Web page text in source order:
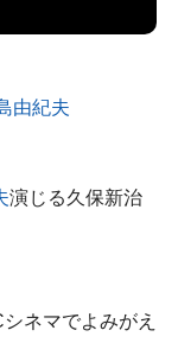
由紀夫
演じる久保新治
ネマでよみがえ